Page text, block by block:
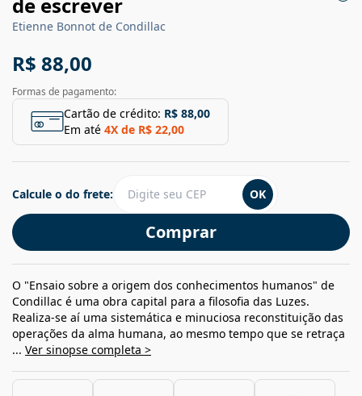
Etienne Bonnot de Condillac
R$ 88,00
Formas de pagamento:
Cartão de crédito: R$ 88,00
Em até 4X de R$ 22,00
Comprar
Calcule o do frete: OK
O "Ensaio sobre a origem dos conhecimentos humanos" de
Condillac é uma obra capital para a filosofia das Luzes.
Realiza-se aí uma sistemática e minuciosa reconstituição das
operações da alma humana, ao mesmo tempo que se retraça
... Ver sinopse completa >